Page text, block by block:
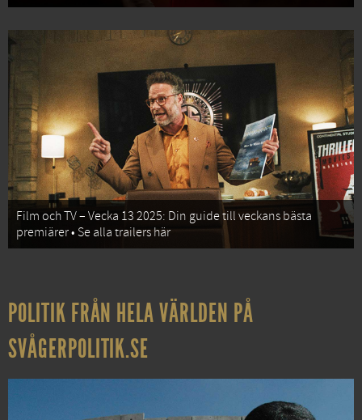
Film och TV – Vecka 13 2025: Din guide till veckans bästa
premiärer • Se alla trailers här
POLITIK FRÅN HELA VÄRLDEN PÅ
SVÅGERPOLITIK.SE